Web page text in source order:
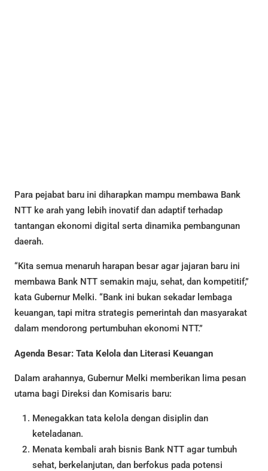
Para pejabat baru ini diharapkan mampu membawa Bank
NTT ke arah yang lebih inovatif dan adaptif terhadap
tantangan ekonomi digital serta dinamika pembangunan
daerah.
“Kita semua menaruh harapan besar agar jajaran baru ini
membawa Bank NTT semakin maju, sehat, dan kompetitif,”
kata Gubernur Melki. “Bank ini bukan sekadar lembaga
keuangan, tapi mitra strategis pemerintah dan masyarakat
dalam mendorong pertumbuhan ekonomi NTT.”
Agenda Besar: Tata Kelola dan Literasi Keuangan
Dalam arahannya, Gubernur Melki memberikan lima pesan
utama bagi Direksi dan Komisaris baru:
Menegakkan tata kelola dengan disiplin dan
keteladanan.
Menata kembali arah bisnis Bank NTT agar tumbuh
sehat, berkelanjutan, dan berfokus pada potensi